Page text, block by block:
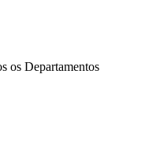
os Departamentos